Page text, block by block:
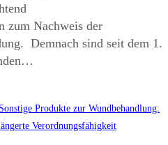
zum Nachweis der
Demnach sind seit dem 1.